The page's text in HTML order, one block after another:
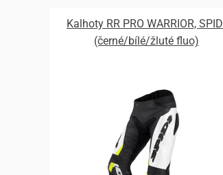
Kalhoty RR PRO WARRIOR, SPIDI
(černé/bílé/žluté fluo)